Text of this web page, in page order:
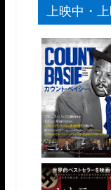
上映中・